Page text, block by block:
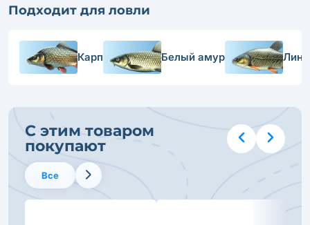
Подходит для ловли
Карп Белый амур Линь
С этим товаром
покупают
Все